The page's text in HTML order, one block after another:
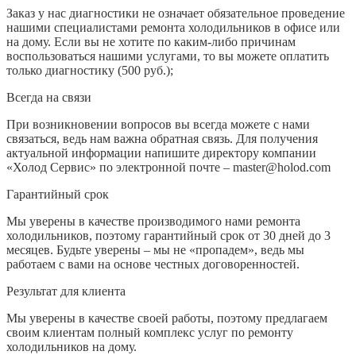
Заказ у нас диагностики не означает обязательное проведение
нашими специалистами ремонта холодильников в офисе или
на дому. Если вы не хотите по каким-либо причинам
воспользоваться нашими услугами, то вы можете оплатить
только диагностику (500 руб.);
Всегда на связи
При возникновении вопросов вы всегда можете с нами
связаться, ведь нам важна обратная связь. Для получения
актуальной информации напишите директору компании
«Холод Сервис» по электронной почте – master@holod.com
Гарантийный срок
Мы уверены в качестве производимого нами ремонта
холодильников, поэтому гарантийный срок от 30 дней до 3
месяцев. Будьте уверены – мы не «пропадем», ведь мы
работаем с вами на основе честных договоренностей.
Результат для клиента
Мы уверены в качестве своей работы, поэтому предлагаем
своим клиентам полный комплекс услуг по ремонту
холодильников на дому.